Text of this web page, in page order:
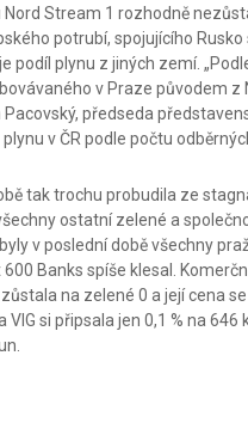
Stream 1 rozhodně
potrubí, spojujícího
podíl plynu z jiných zemí.
v Praze původem z
předseda
v ČR podle počtu
tak trochu probudila ze
ostatní zelené a
v poslední době všechny
Banks spíše klesal.
na zelené 0 a její cena
VIG si připsala jen 0,1 % na